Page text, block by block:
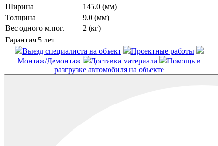
Ширина
145.0 (мм)
Толщина
9.0 (мм)
Вес одного м.пог.
2 (кг)
Гарантия 5 лет
Выезд специалиста на объект
Проектные работы
Монтаж/Демонтаж
Доставка материала
Помощь в
разгрузке автомобиля на обьекте